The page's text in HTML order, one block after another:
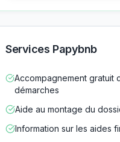
Services Papybnb
Accompagnement gratuit
démarches
Aide au montage du
Information sur les aides